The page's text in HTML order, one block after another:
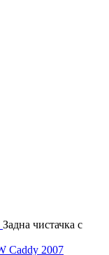
Задна чистачка с